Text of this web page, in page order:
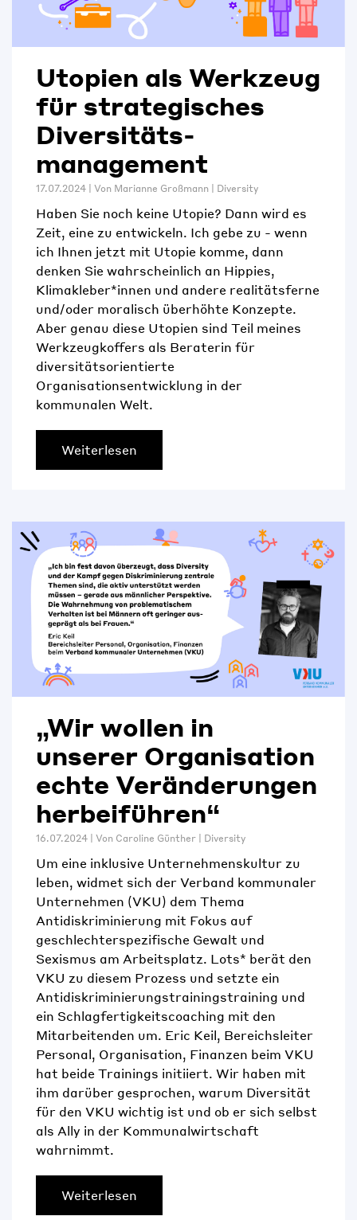
Utopien als Werkzeug
für strategisches
Diversitäts­­­
management
17.07.2024 | Von Marianne Großmann | Diversity
Haben Sie noch keine Utopie? Dann wird es
Zeit, eine zu entwickeln. Ich gebe zu - wenn
ich Ihnen jetzt mit Utopie komme, dann
denken Sie wahrscheinlich an Hippies,
Klimakleber*innen und andere realitätsferne
und/oder moralisch überhöhte Konzepte.
Aber genau diese Utopien sind Teil meines
Werkzeugkoffers als Beraterin für
diversitätsorientierte
Organisationsentwicklung in der
kommunalen Welt.
Weiterlesen
„Wir wollen in
unserer Organisation
echte Veränderungen
herbeiführen“
16.07.2024 | Von Caroline Günther Diversity
Um eine inklusive Unternehmenskultur zu
leben, widmet sich der Verband kommunaler
Unternehmen (VKU) dem Thema
Antidiskriminierung mit Fokus auf
geschlechterspezifische Gewalt und
Sexismus am Arbeitsplatz. Lots* berät den
VKU zu diesem Prozess und setzte ein
Antidiskriminierungstrainingstraining und
ein Schlagfertigkeitscoaching mit den
Mitarbeitenden um. Eric Keil, Bereichsleiter
Personal, Organisation, Finanzen beim VKU
hat beide Trainings initiiert. Wir haben mit
ihm darüber gesprochen, warum Diversität
für den VKU wichtig ist und ob er sich selbst
als Ally in der Kommunalwirtschaft
wahrnimmt.
Weiterlesen